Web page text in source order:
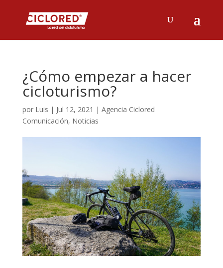
¿Cómo empezar a hacer
cicloturismo?
por Luis | Jul 12, 2021 | Agencia Ciclored
Comunicación, Noticias